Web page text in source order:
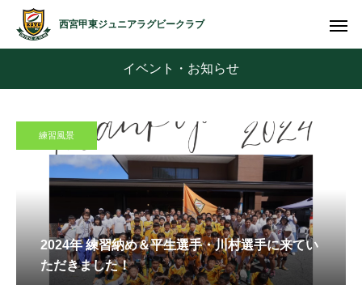
西宮甲東ジュニアラグビークラブ
イベント・お知らせ
練習風景
2024年 練習納め＆平生選手・川村選手に来てい
ただきました！